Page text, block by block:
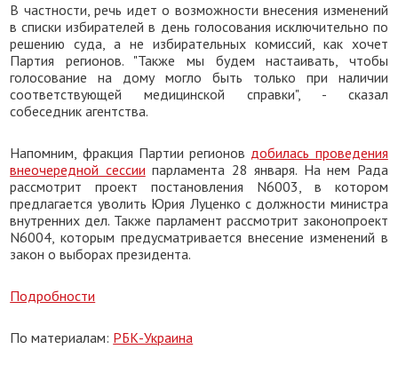
В частности, речь идет о возможности внесения изменений
в списки избирателей в день голосования исключительно по
решению суда, а не избирательных комиссий, как хочет
Партия регионов. "Также мы будем настаивать, чтобы
голосование на дому могло быть только при наличии
соответствующей медицинской справки", - сказал
собеседник агентства.
Напомним, фракция Партии регионов добилась проведения
внеочередной сессии парламента 28 января. На нем Рада
рассмотрит проект постановления N6003, в котором
предлагается уволить Юрия Луценко с должности министра
внутренних дел. Также парламент рассмотрит законопроект
N6004, которым предусматривается внесение изменений в
закон о выборах президента.
Подробности
По материалам: РБК-Украина